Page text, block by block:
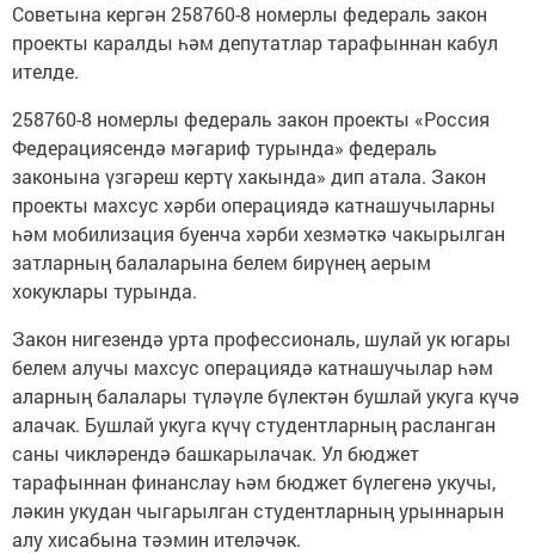
Советына кергән 258760-8 номерлы федераль закон
проекты каралды һәм депутатлар тарафыннан кабул
ителде.
258760-8 номерлы федераль закон проекты «Россия
Федерациясендә мәгариф турында» федераль
законына үзгәреш кертү хакында» дип атала. Закон
проекты махсус хәрби операциядә катнашучыларны
һәм мобилизация буенча хәрби хезмәткә чакырылган
затларның балаларына белем бирүнең аерым
хокуклары турында.
Закон нигезендә урта профессиональ, шулай ук югары
белем алучы махсус операциядә катнашучылар һәм
аларның балалары түләүле бүлектән бушлай укуга күчә
алачак. Бушлай укуга күчү студентларның расланган
саны чикләрендә башкарылачак. Ул бюджет
тарафыннан финанслау һәм бюджет бүлегенә укучы,
ләкин укудан чыгарылган студентларның урыннарын
алу хисабына тәэмин ителәчәк.